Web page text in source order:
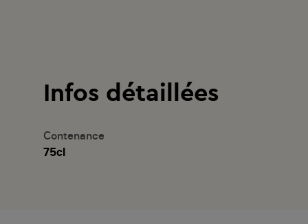
Infos détaillées
Contenance
75cl